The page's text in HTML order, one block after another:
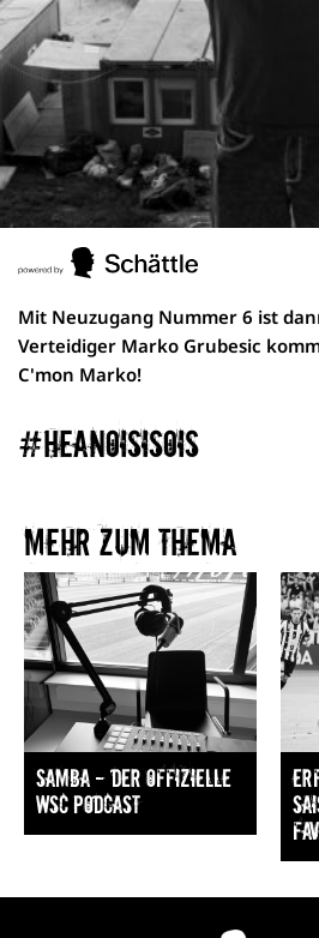
Mit Neuzugang Nummer 6 ist
Verteidiger Marko Grubesic
C'mon Marko!
#heanoisisois
Mehr zum Thema​
Samba — Der offizielle
WSC Podcast